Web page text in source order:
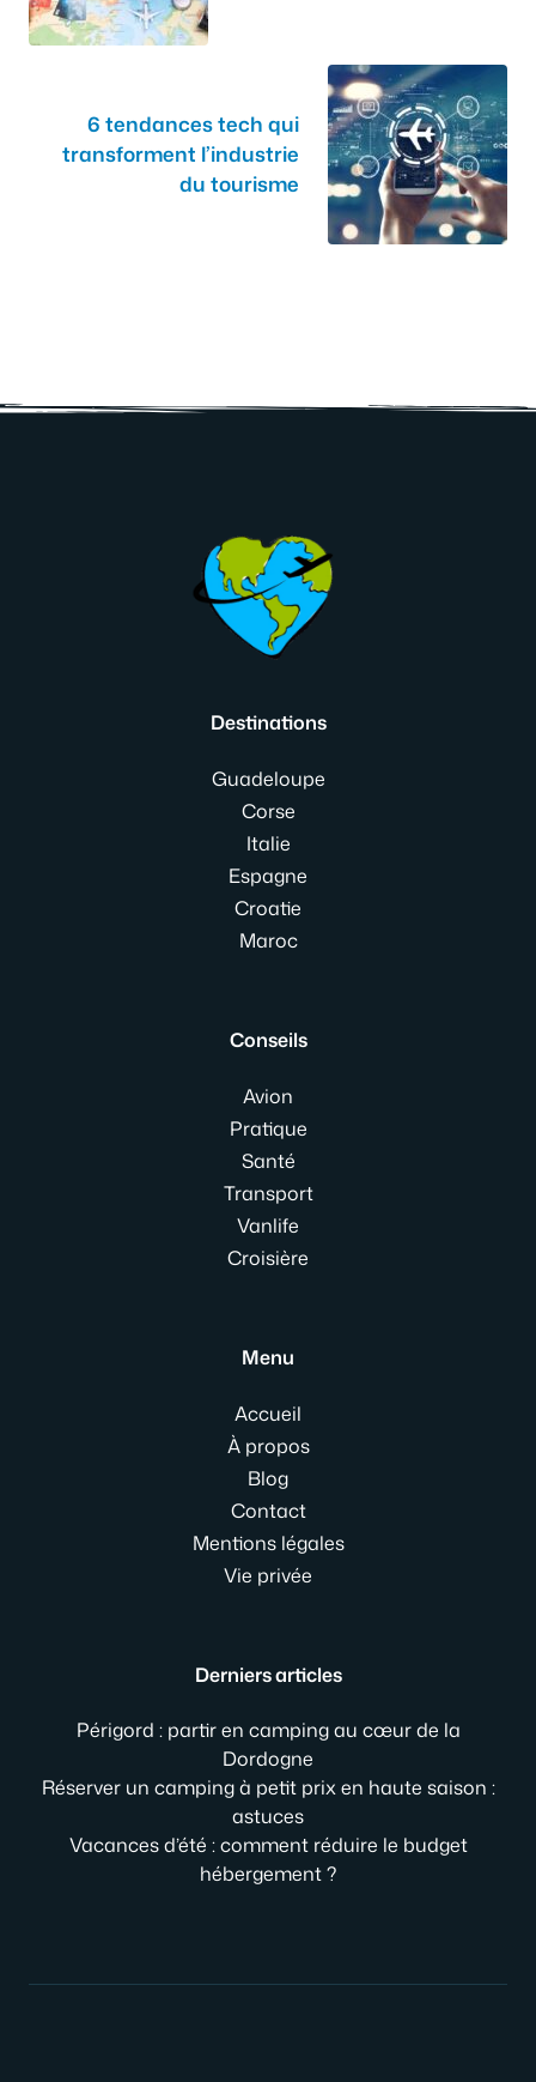
6 tendances tech qui
transforment l’industrie
du tourisme
Destinations
Guadeloupe
Corse
Italie
Espagne
Croatie
Maroc
Conseils
Avion
Pratique
Santé
Transport
Vanlife
Croisière
Menu
Accueil
À propos
Blog
Contact
Mentions légales
Vie privée
Derniers articles
Périgord : partir en camping au cœur de la
Dordogne
Réserver un camping à petit prix en haute saison :
astuces
Vacances d’été : comment réduire le budget
hébergement ?